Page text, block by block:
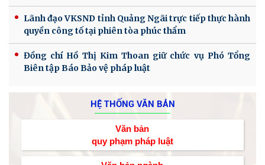
Lãnh đạo VKSND tỉnh Quảng Ngãi trực tiếp thực hành
quyền công tố tại phiên tòa phúc thẩm
Đồng chí Hồ Thị Kim Thoan giữ chức vụ Phó Tổng
Biên tập Báo Bảo vệ pháp luật
HỆ THỐNG VĂN BẢN
Văn bản
quy phạm pháp luật